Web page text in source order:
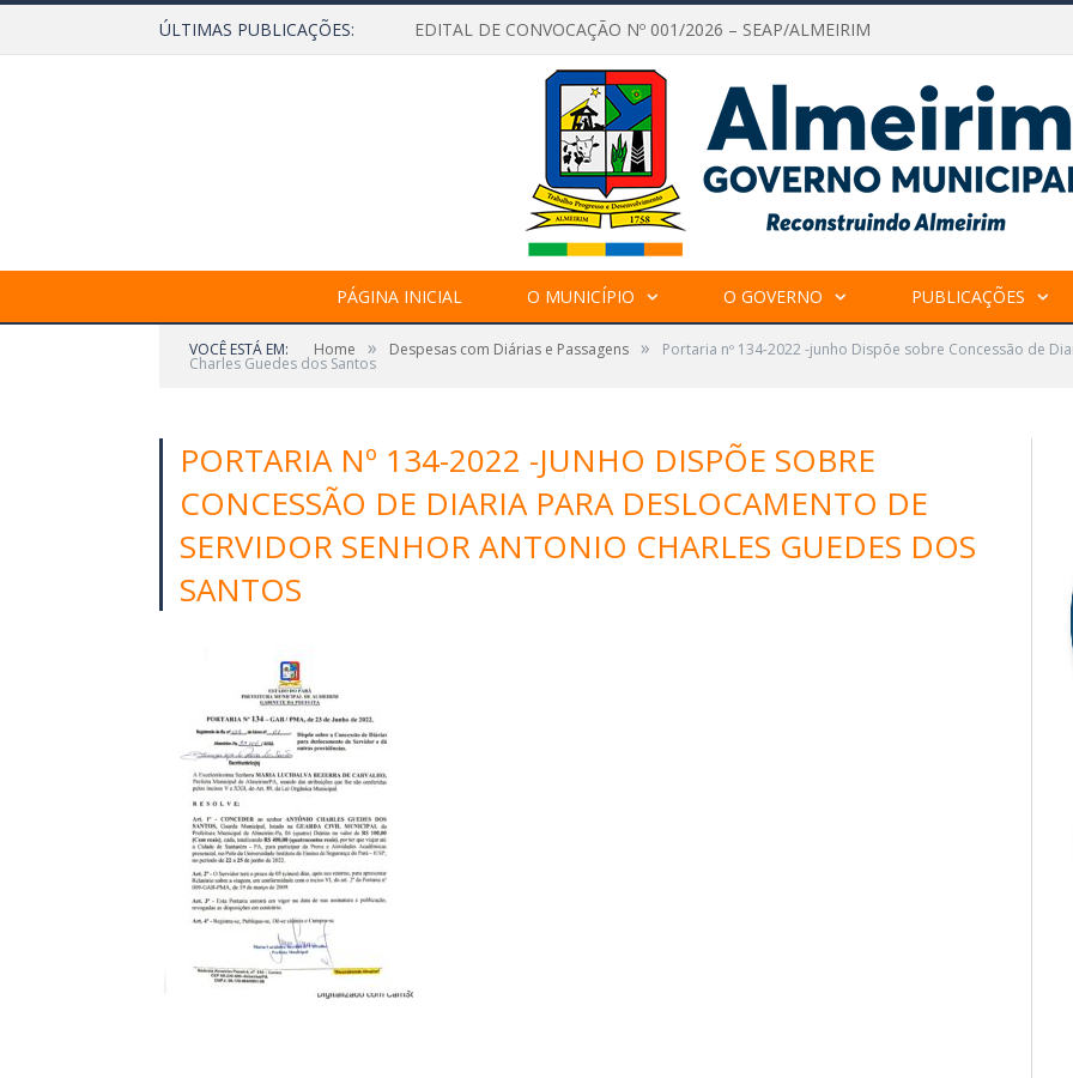
ÚLTIMAS PUBLICAÇÕES: EDITAL DE CONVOCAÇÃO Nº 001/2026 – SEAP/ALMEIRIM
PÁGINA INICIAL O MUNICÍPIO O GOVERNO PUBLICAÇÕES
VOCÊ ESTÁ EM: Home » Despesas com Diárias e Passagens » Portaria nº 134-2022 -junho Dispõe sobre Concessão de
Charles Guedes dos Santos
PORTARIA Nº 134-2022 -JUNHO DISPÕE SOBRE
CONCESSÃO DE DIARIA PARA DESLOCAMENTO DE
SERVIDOR SENHOR ANTONIO CHARLES GUEDES DOS
SANTOS